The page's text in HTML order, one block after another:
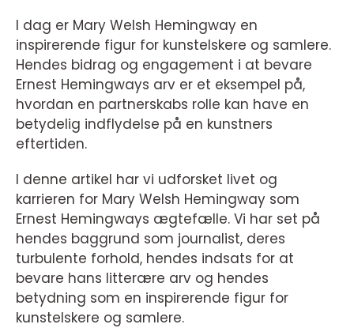
I dag er Mary Welsh Hemingway en
inspirerende figur for kunstelskere og samlere.
Hendes bidrag og engagement i at bevare
Ernest Hemingways arv er et eksempel på,
hvordan en partnerskabs rolle kan have en
betydelig indflydelse på en kunstners
eftertiden.
I denne artikel har vi udforsket livet og
karrieren for Mary Welsh Hemingway som
Ernest Hemingways ægtefælle. Vi har set på
hendes baggrund som journalist, deres
turbulente forhold, hendes indsats for at
bevare hans litterære arv og hendes
betydning som en inspirerende figur for
kunstelskere og samlere.